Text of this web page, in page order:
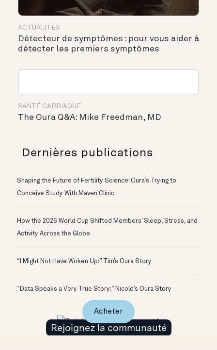
ACTUALITÉS
Détecteur de symptômes : pour vous aider à
détecter les premiers symptômes
SANTÉ CARDIAQUE
The Oura Q&A: Mike Freedman, MD
Dernières publications
Shaping the Future of Fertility Science: Oura’s Trying to
Conceive Study With Maven Clinic
How the 2026 World Cup Shifted Members’ Sleep, Stress, and
Activity Across the Globe
“I Might Not Have Woken Up:” Tim’s Oura Story
“Data Speaks a Very True Story:” Nicole’s Oura Story
Rejoignez la communauté
Acheter